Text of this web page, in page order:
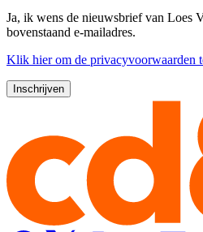
Ja, ik wens de nieuwsbrief van Loes
bovenstaand e-mailadres.
Klik hierom de privacyvoorwaarden